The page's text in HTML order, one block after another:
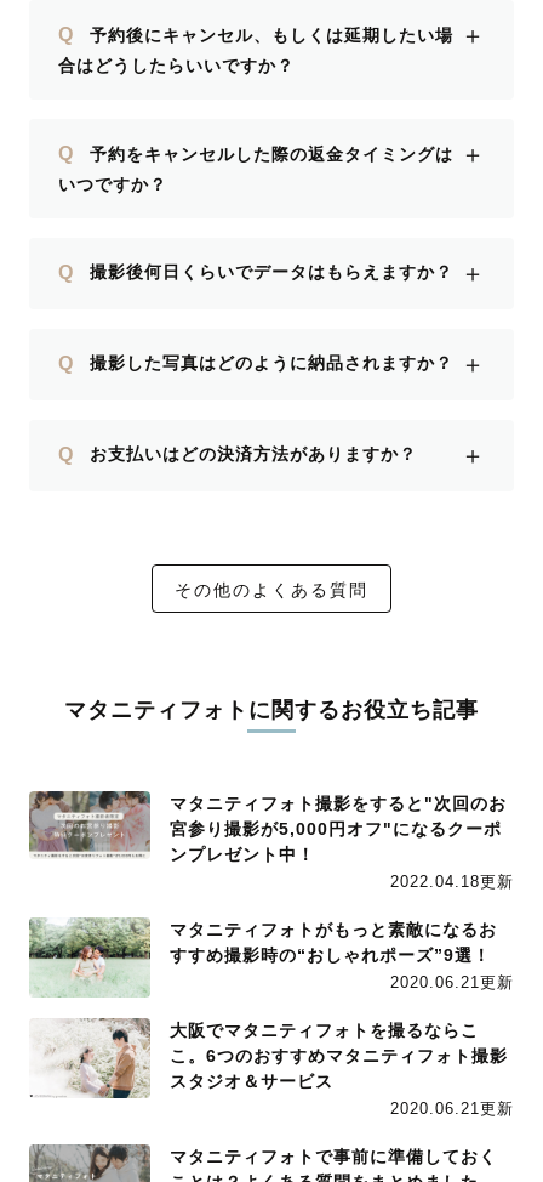
Q
予約後にキャンセル、もしくは延期したい場
合はどうしたらいいですか？
＋
Q
予約をキャンセルした際の返金タイミングは
いつですか？
＋
Q 撮影後何日くらいでデータはもらえますか？ ＋
Q 撮影した写真はどのように納品されますか？ ＋
Q お支払いはどの決済方法がありますか？ ＋
その他のよくある質問
マタニティフォトに関するお役立ち記事
マタニティフォト撮影をすると"次回のお
宮参り撮影が5,000円オフ"になるクーポ
ンプレゼント中！
2022.04.18更新
マタニティフォトがもっと素敵になるお
すすめ撮影時の“おしゃれポーズ”9選！
2020.06.21更新
大阪でマタニティフォトを撮るならこ
こ。6つのおすすめマタニティフォト撮影
スタジオ＆サービス
2020.06.21更新
マタニティフォトで事前に準備しておく